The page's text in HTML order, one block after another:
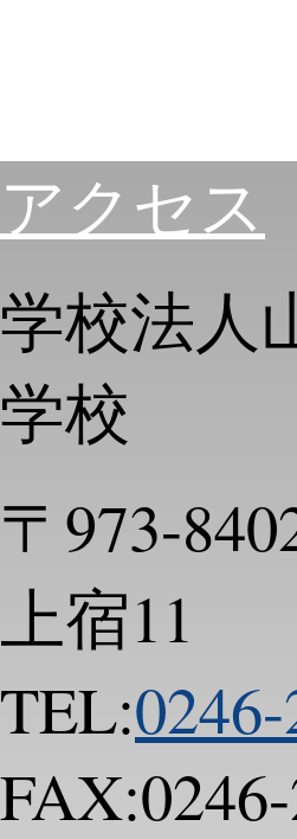
アクセス
学校法人
学校
〒973-
上宿11
TEL: